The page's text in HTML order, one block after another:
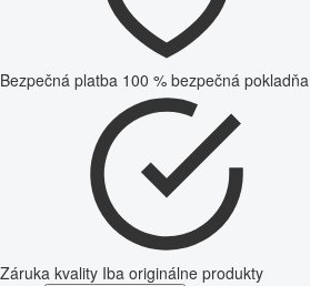
Bezpečná platba 100 % bezpečná pokladňa
Záruka kvality Iba originálne produkty